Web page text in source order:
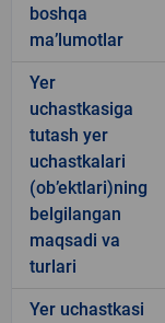
boshqa
ma’lumotlar
Yer
uchastkasiga
tutash yer
uchastkalari
(ob’ektlari)ning
belgilangan
maqsadi va
turlari
Yer uchastkasi